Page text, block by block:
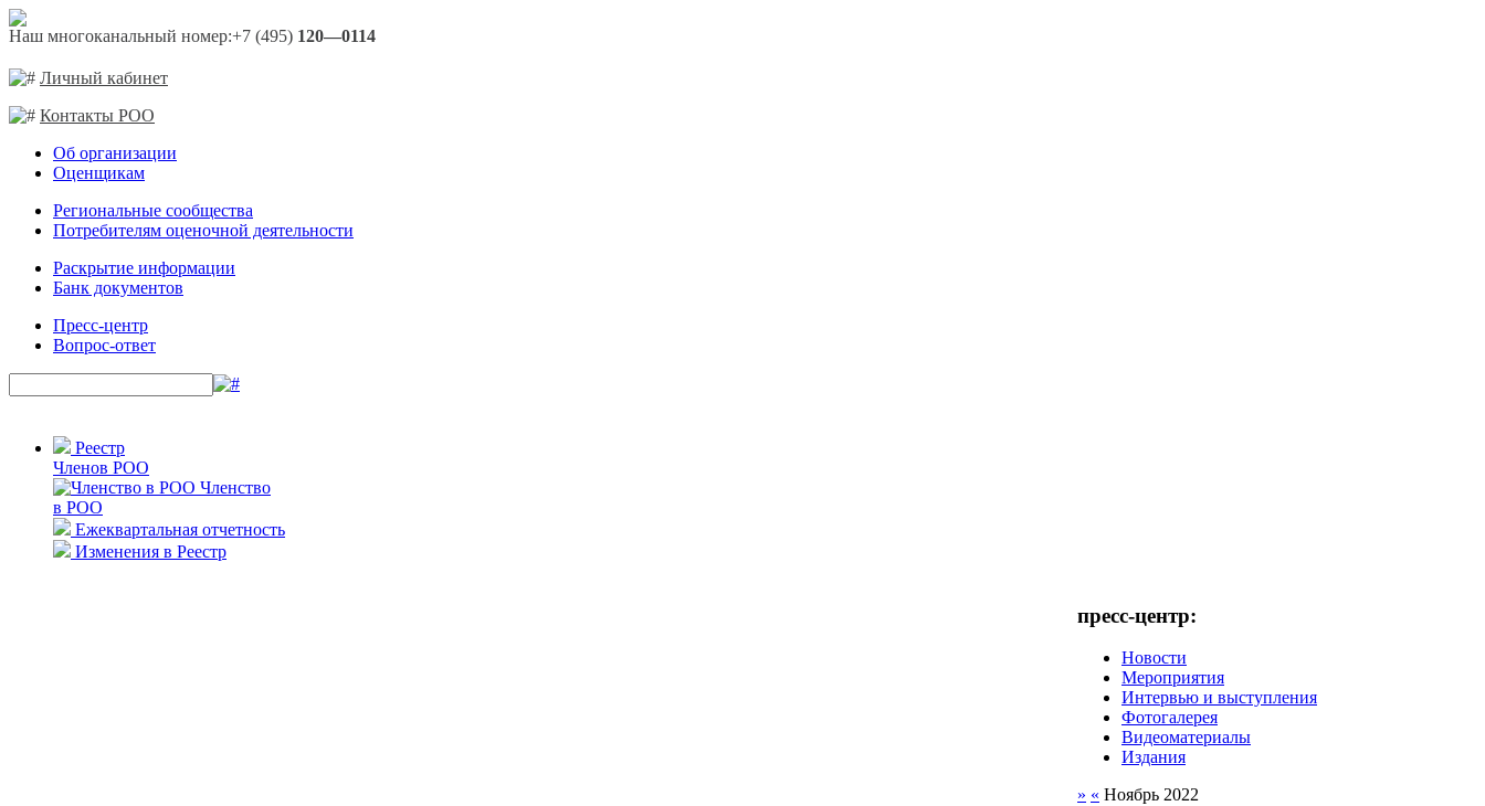
Наш многоканальный номер:+7 (495) 120—0114
Личный кабинет
Контакты РОО
Об организации
Оценщикам
Региональные сообщества
Потребителям оценочной деятельности
Раскрытие информации
Банк документов
Пресс-центр
Вопрос-ответ
Реестр
Членов РОО
Членство
в РОО
Ежеквартальная отчетность
Изменения в Реестр
пресс-центр:
Новости
Мероприятия
Интервью и выступления
Фотогалерея
Видеоматериалы
Издания
» « Ноябрь 2022